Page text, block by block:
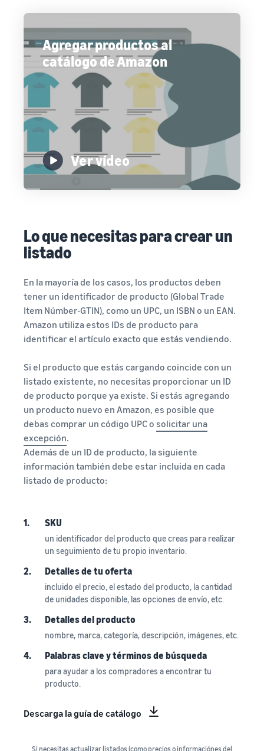
Agregar productos al
catálogo de Amazon
Ver vídeo
Lo que necesitas para crear un
listado
En la mayoría de los casos, los productos deben
tener un identificador de producto (Global Trade
Item Númber-GTIN), como un UPC, un ISBN o un EAN.
Amazon utiliza estos IDs de producto para
identificar el artículo exacto que estás vendiendo.
Si el producto que estás cargando coincide con un
listado existente, no necesitas proporcionar un ID
de producto porque ya existe. Si estás agregando
un producto nuevo en Amazon, es posible que
debas comprar un código UPC o solicitar una
excepción.
Además de un ID de producto, la siguiente
información también debe estar incluida en cada
listado de producto:
1. SKU
un identificador del producto que creas para realizar
un seguimiento de tu propio inventario.
2. Detalles de tu oferta
incluido el precio, el estado del producto, la cantidad
de unidades disponible, las opciones de envío, etc.
3. Detalles del producto
nombre, marca, categoría, descripción, imágenes, etc.
4. Palabras clave y términos de búsqueda
para ayudar a los compradores a encontrar tu
producto.
Descarga la guía de catálogo
Si necesitas actualizar listados (como precios o informaciónes del